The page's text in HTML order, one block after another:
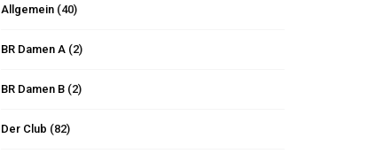
Allgemein (40)
BR Damen A (2)
BR Damen B (2)
Der Club (82)